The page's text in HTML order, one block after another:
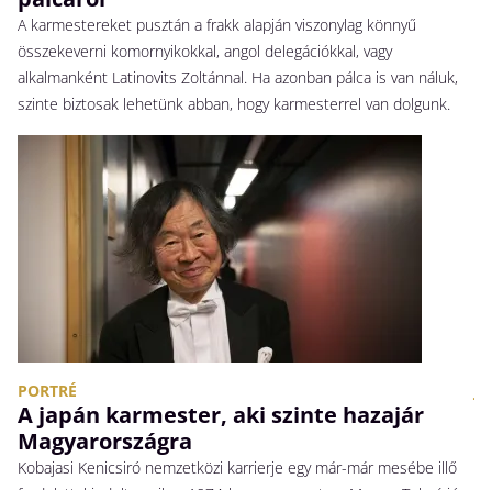
A karmestereket pusztán a frakk alapján viszonylag könnyű
összekeverni komornyikokkal, angol delegációkkal, vagy
alkalmanként Latinovits Zoltánnal. Ha azonban pálca is van náluk,
szinte biztosak lehetünk abban, hogy karmesterrel van dolgunk.
PORTRÉ
A japán karmester, aki szinte hazajár
Magyarországra
Kobajasi Kenicsiró nemzetközi karrierje egy már-már mesébe illő